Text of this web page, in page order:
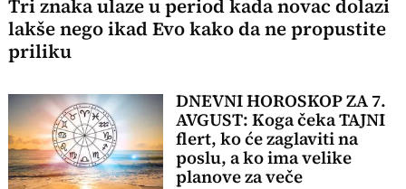
Tri znaka ulaze u period kada novac dolazi
lakše nego ikad Evo kako da ne propustite
priliku
DNEVNI HOROSKOP ZA 7.
AVGUST: Koga čeka TAJNI
flert, ko će zaglaviti na
poslu, a ko ima velike
planove za veče